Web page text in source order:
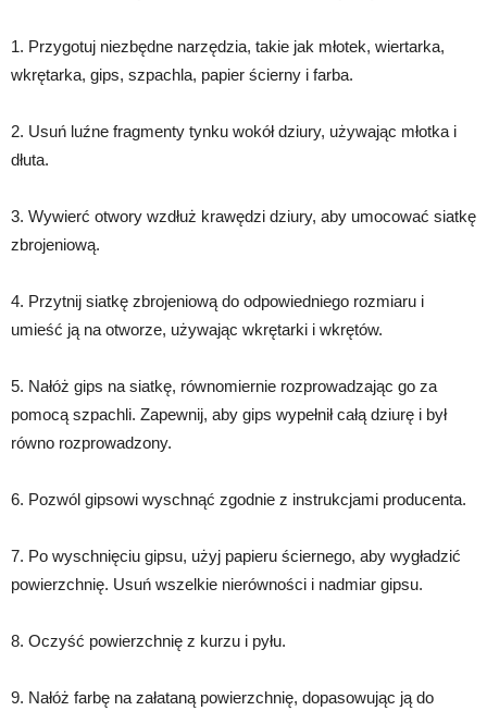
1. Przygotuj niezbędne narzędzia, takie jak młotek, wiertarka,
wkrętarka, gips, szpachla, papier ścierny i farba.
2. Usuń luźne fragmenty tynku wokół dziury, używając młotka i
dłuta.
3. Wywierć otwory wzdłuż krawędzi dziury, aby umocować siatkę
zbrojeniową.
4. Przytnij siatkę zbrojeniową do odpowiedniego rozmiaru i
umieść ją na otworze, używając wkrętarki i wkrętów.
5. Nałóż gips na siatkę, równomiernie rozprowadzając go za
pomocą szpachli. Zapewnij, aby gips wypełnił całą dziurę i był
równo rozprowadzony.
6. Pozwól gipsowi wyschnąć zgodnie z instrukcjami producenta.
7. Po wyschnięciu gipsu, użyj papieru ściernego, aby wygładzić
powierzchnię. Usuń wszelkie nierówności i nadmiar gipsu.
8. Oczyść powierzchnię z kurzu i pyłu.
9. Nałóż farbę na załataną powierzchnię, dopasowując ją do